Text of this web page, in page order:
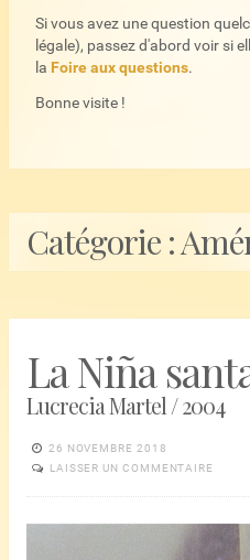
Si vous avez une question
légale), passez d'abord voir si
la Foire aux questions.
Bonne visite !
Catégorie :
La Niña
Lucrecia Martel / 2004
26 NOVEMBRE 2018
LAISSER UN COMMENTAIRE